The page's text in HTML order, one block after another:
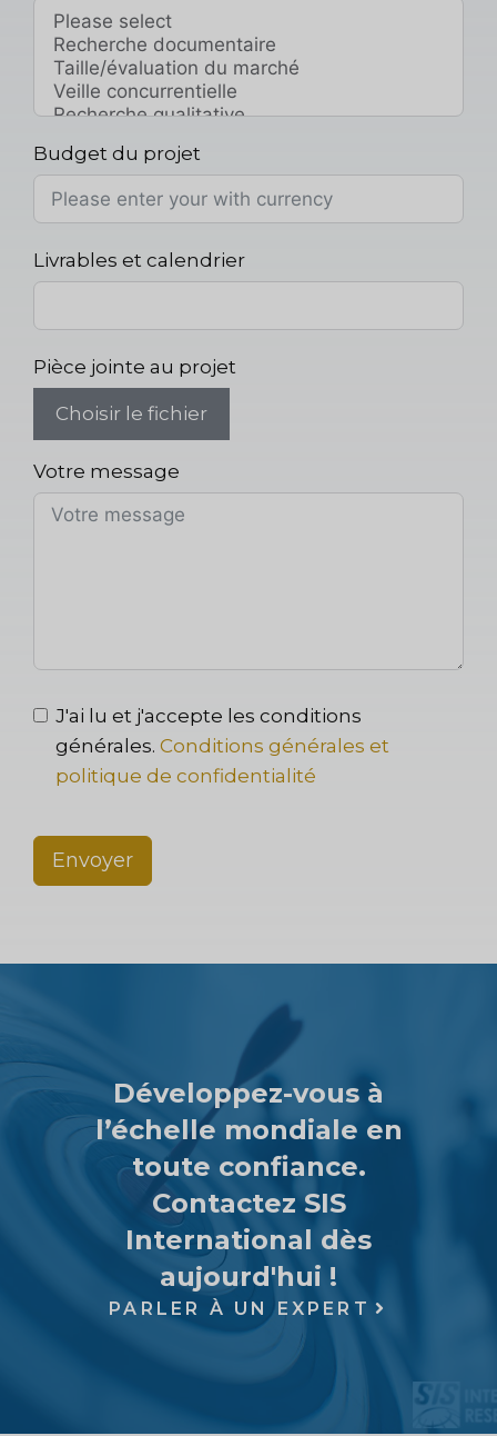
Budget du projet
Livrables et calendrier
Pièce jointe au projet
Choisir le fichier
Votre message
J'ai lu et j'accepte les conditions
générales. Conditions générales et
politique de confidentialité
Envoyer
Développez-vous à
l’échelle mondiale en
toute confiance.
Contactez SIS
International dès
aujourd'hui !
PARLER À UN EXPERT